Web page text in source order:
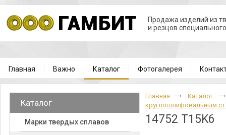
Продажа изделий из
и резцов
Главная Важно Каталог Фотогалерея
Каталог
Марки твердых сплавов
Главная
Каталог
круглошлифовальным
14752 T15K6